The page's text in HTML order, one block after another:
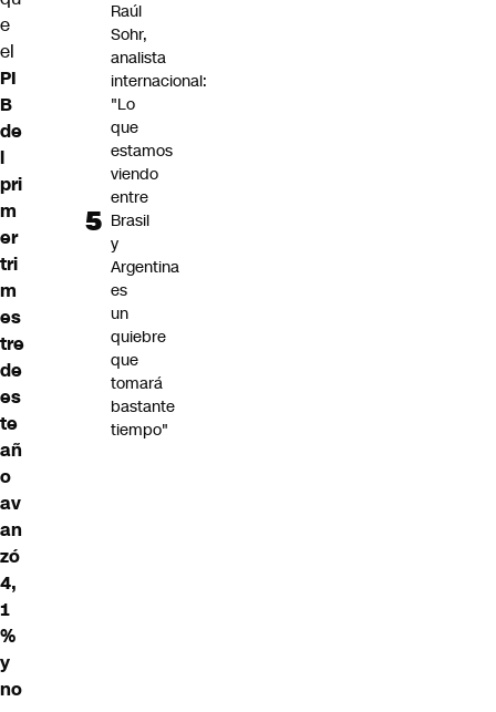
e
el
PI
B
de
l
pri
m
er
tri
m
es
tre
de
es
te
añ
o
av
an
zó
4,
1
%
y
no
Raúl
Sohr,
analista
internacional:
"Lo
que
estamos
viendo
entre
Brasil
y
Argentina
es
un
quiebre
que
tomará
bastante
tiempo"